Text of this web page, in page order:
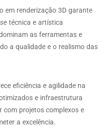
em renderização 3D garante
técnica e artística
as ferramentas e
a qualidade e o realismo das
eficiência e agilidade na
e infraestrutura
com projetos complexos e
a excelência.